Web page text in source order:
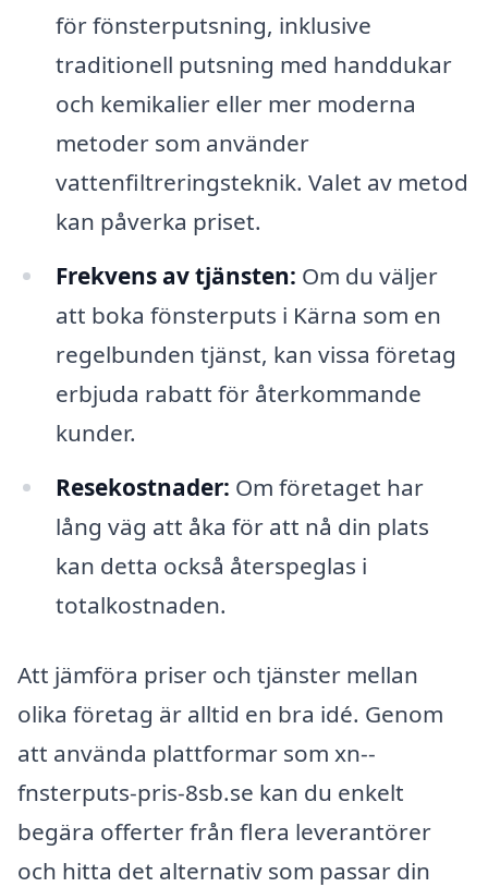
för fönsterputsning, inklusive
traditionell putsning med handdukar
och kemikalier eller mer moderna
metoder som använder
vattenfiltreringsteknik. Valet av metod
kan påverka priset.
Frekvens av tjänsten: Om du väljer
att boka fönsterputs i Kärna som en
regelbunden tjänst, kan vissa företag
erbjuda rabatt för återkommande
kunder.
Resekostnader: Om företaget har
lång väg att åka för att nå din plats
kan detta också återspeglas i
totalkostnaden.
Att jämföra priser och tjänster mellan
olika företag är alltid en bra idé. Genom
att använda plattformar som xn--
fnsterputs-pris-8sb.se kan du enkelt
begära offerter från flera leverantörer
och hitta det alternativ som passar din